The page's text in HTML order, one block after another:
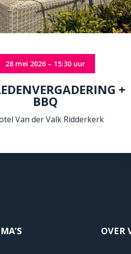
28 mei 2026 – 15:30 uur
+
BBQ
Van der Valk Ridderkerk
OVER